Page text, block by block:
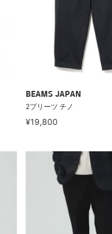
BEAMS JAPAN
2プリーツ チノ
¥19,800